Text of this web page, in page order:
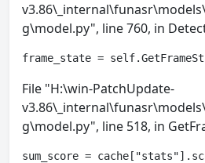
g\model.py", line 760, in
frame_state =
File "H:\win-PatchUpdate-
g\model.py", line 518, in
sum_score =